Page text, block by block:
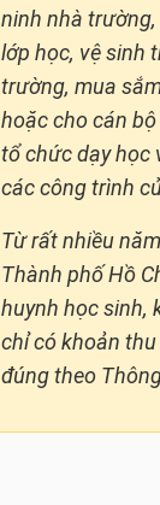
ninh nhà
lớp học, vệ sinh
trường, mua
hoặc cho cán
tổ chức dạy học
các công trình
Từ rất nhiều
Thành phố Hồ
huynh học sinh,
chỉ có khoản
đúng theo